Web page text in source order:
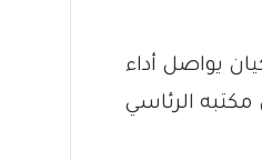
يواصل أداء
الرئاسي